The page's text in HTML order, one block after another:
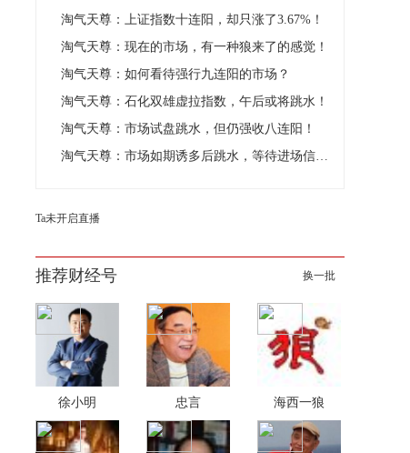
淘气天尊：上证指数十连阳，却只涨了3.67%！
淘气天尊：现在的市场，有一种狼来了的感觉！
淘气天尊：如何看待强行九连阳的市场？
淘气天尊：石化双雄虚拉指数，午后或将跳水！
淘气天尊：市场试盘跳水，但仍强收八连阳！
淘气天尊：市场如期诱多后跳水，等待进场信号出现！
Ta未开启直播
推荐财经号 换一批
徐小明 忠言 海西一狼